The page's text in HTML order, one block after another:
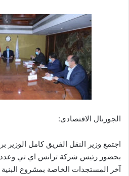
الجورنال الاقتصادى:
اجتمع وزير النقل الفريق كامل الوزير
بحضور رئيس شركة ترانس اي تي وعدد
آخر المستجدات الخاصة بمشروع البنية